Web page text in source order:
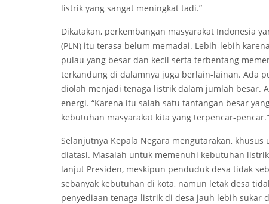
listrik yang sangat meningkat tadi.”
Dikatakan, perkembangan masyarakat Indonesia
(PLN) itu terasa belum memadai. Lebih-lebih
pulau yang besar dan kecil serta terbentang
terkandung di dalamnya juga berlain-lainan. Ada
diolah menjadi tenaga listrik dalam jumlah besar.
energi. “Karena itu salah satu tantangan besar
kebutuhan masyarakat kita yang terpencar-pencar.”
Selanjutnya Kepala Negara mengutarakan,
diatasi. Masalah untuk memenuhi kebutuhan
lanjut Presiden, meskipun penduduk desa tidak
sebanyak kebutuhan di kota, namun letak desa
penyediaan tenaga listrik di desa jauh lebih sukar